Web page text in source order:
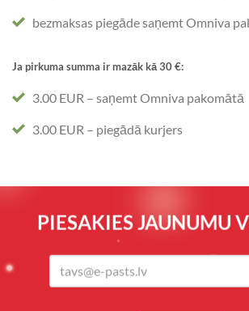
bezmaksas piegāde saņemt Omniva
Ja pirkuma summa ir mazāk kā 30 €:
3.00 EUR – saņemt Omniva pakomātā
3.00 EUR – piegādā kurjers
PIESAKIES JAUNUMU